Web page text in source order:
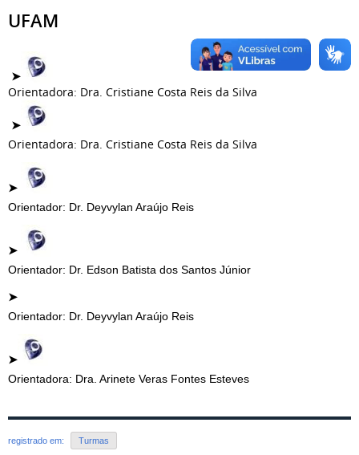
UFAM
➤
Orientadora: Dra. Cristiane Costa Reis da Silva
➤
Orientadora: Dra. Cristiane Costa Reis da Silva
➤
Orientador: Dr. Deyvylan Araújo Reis
➤
Orientador: Dr. Edson Batista dos Santos Júnior
➤
Orientador: Dr. Deyvylan Araújo Reis
➤
Orientadora: Dra. Arinete Veras Fontes Esteves
registrado em: Turmas